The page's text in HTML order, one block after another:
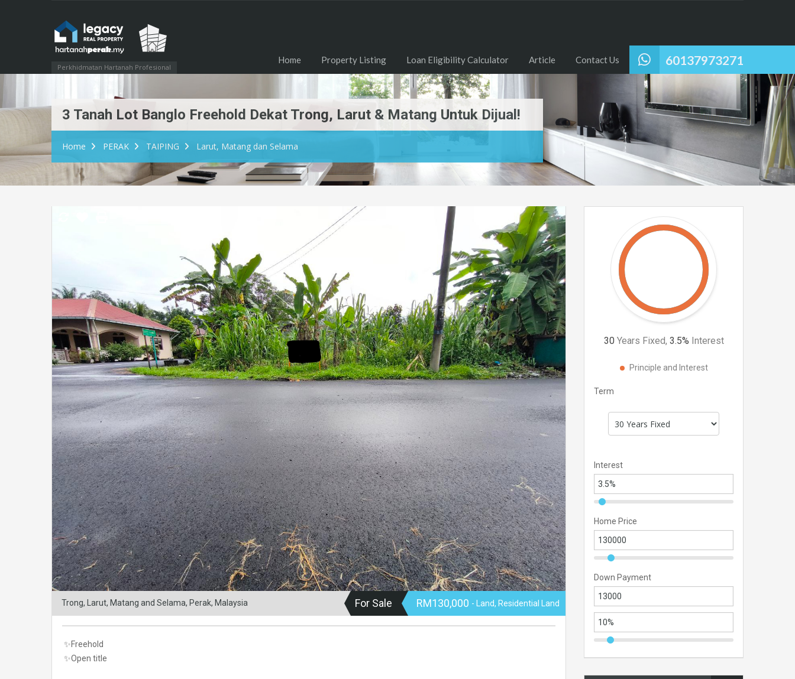
Perkhidmatan Hartanah Profesional 60137973271
Home Property Listing Loan Eligibility Calculator Article Contact Us
3 Tanah Lot Banglo Freehold Dekat Trong, Larut & Matang Untuk Dijual!
Home PERAK TAIPING Larut, Matang dan Selama
Trong, Larut, Matang and Selama, Perak, Malaysia For Sale RM130,000 - Land, Residential Land
✨Freehold
✨Open title
30 Years Fixed, 3.5% Interest
Principle and Interest
Term
Interest
Home Price
Down Payment